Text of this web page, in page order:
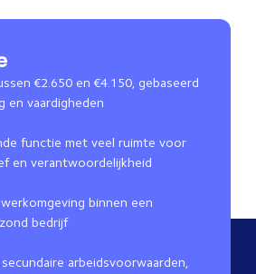
€2.650 en €4.150, gebaseerd
en vaardigheden
functie met veel ruimte voor
en verantwoordelijkheid
binnen een
bedrijf
arbeidsvoorwaarden,